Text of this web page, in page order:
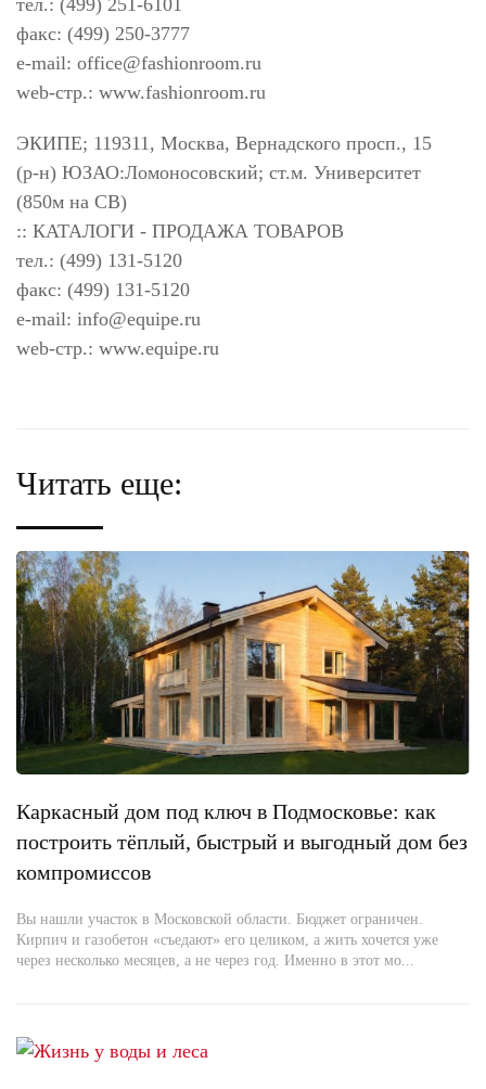
тел.: (499) 251-6101
факс: (499) 250-3777
e-mail: office@fashionroom.ru
web-стр.: www.fashionroom.ru
ЭКИПЕ; 119311, Москва, Вернадского просп., 15
(р-н) ЮЗАО:Ломоносовский; ст.м. Университет
(850м на СВ)
:: КАТАЛОГИ - ПРОДАЖА ТОВАРОВ
тел.: (499) 131-5120
факс: (499) 131-5120
e-mail: info@equipe.ru
web-стр.: www.equipe.ru
Читать еще:
Каркасный дом под ключ в Подмосковье: как
построить тёплый, быстрый и выгодный дом без
компромиссов
Вы нашли участок в Московской области. Бюджет ограничен.
Кирпич и газобетон «съедают» его целиком, а жить хочется уже
через несколько месяцев, а не через год. Именно в этот мо...